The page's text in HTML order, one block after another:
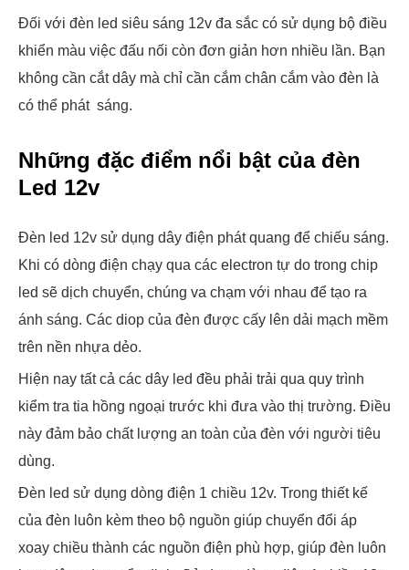
Đối với đèn led siêu sáng 12v đa sắc có sử dụng bộ điều
khiển màu việc đấu nối còn đơn giản hơn nhiều lần. Bạn
không cần cắt dây mà chỉ cần cắm chân cắm vào đèn là
có thể phát sáng.
Những đặc điểm nổi bật của đèn
Led 12v
Đèn led 12v sử dụng dây điện phát quang để chiếu sáng.
Khi có dòng điện chạy qua các electron tự do trong chip
led sẽ dịch chuyển, chúng va chạm với nhau để tạo ra
ánh sáng. Các diop của đèn được cấy lên dải mạch mềm
trên nền nhựa dẻo.
Hiện nay tất cả các dây led đều phải trải qua quy trình
kiểm tra tia hồng ngoại trước khi đưa vào thị trường. Điều
này đảm bảo chất lượng an toàn của đèn với người tiêu
dùng.
Đèn led sử dụng dòng điện 1 chiều 12v. Trong thiết kế
của đèn luôn kèm theo bộ nguồn giúp chuyển đổi áp
xoay chiều thành các nguồn điện phù hợp, giúp đèn luôn